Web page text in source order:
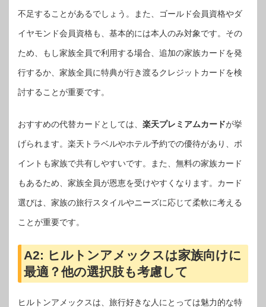
不足することがあるでしょう。また、ゴールド会員資格やダ
イヤモンド会員資格も、基本的には本人のみ対象です。その
ため、もし家族全員で利用する場合、追加の家族カードを発
行するか、家族全員に特典が行き渡るクレジットカードを検
討することが重要です。
おすすめの代替カードとしては、 楽天プレミアムカードが挙
げられます。楽天トラベルやホテル予約での優待があり、ポ
イントも家族で共有しやすいです。また、無料の家族カード
もあるため、家族全員が恩恵を受けやすくなります。カード
選びは、家族の旅行スタイルやニーズに応じて柔軟に考える
ことが重要です。
A2: ヒルトンアメックスは家族向けに
最適？他の選択肢も考慮して
ヒルトンアメックスは、旅行好きな人にとっては魅力的な特